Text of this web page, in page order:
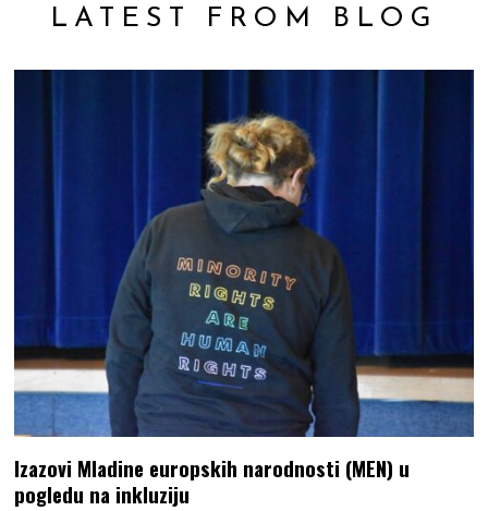
LATEST FROM BLOG
Izazovi Mladine europskih narodnosti (MEN) u
pogledu na inkluziju